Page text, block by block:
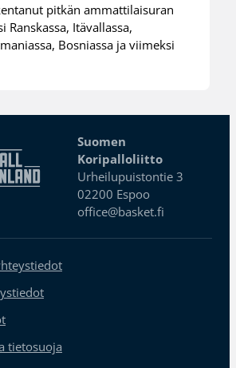
pitkän ammattilaisuran
Ranskassa, Itävallassa,
Bosniassa ja viimeksi
Suomen
Koripalloliitto
Urheilupuistontie 3
02200 Espoo
office@basket.fi
tietosuoja